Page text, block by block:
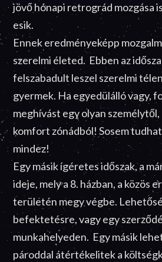
jövő hónapi retrográd mozgása
esik.
Ennek eredményeképp
szerelmi életed. Ebben az
felszabadult leszel szerelmi
gyermek. Ha egyedülálló vagy,
meghívást egy olyan személytől,
komfort zónádból! Sosem
mindez!
Egy másik ígéretes időszak, a
ideje, mely a 8. házban, a közös
területén megy végbe.
befektetésre, vagy egy
munkahelyeden. Egy másik
pároddal átértékelitek a